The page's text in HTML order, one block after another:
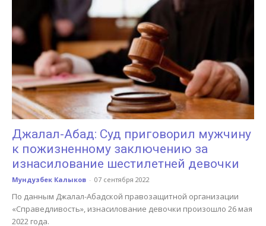
Джалал-Абад: Суд приговорил мужчину
к пожизненному заключению за
изнасилование шестилетней девочки
Мундузбек Калыков - 07 сентября 2022
По данным Джалал-Абадской правозащитной организации
«Справедливость», изнасилование девочки произошло 26 мая
2022 года.